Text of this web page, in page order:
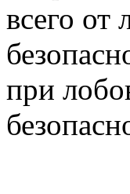
всего от
при